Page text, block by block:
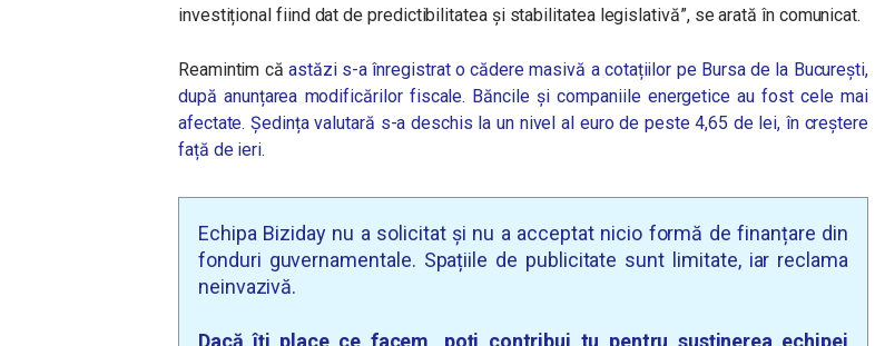
investițional fiind dat de predictibilitatea și stabilitatea legislativă”, se arată în comunicat.
Reamintim căastăzi s-a înregistrat o cădere masivă a cotațiilor pe Bursa de la București,
după anunțarea modificărilor fiscale. Băncile și companiile energetice au fost cele mai
afectate. Ședința valutară s-a deschis la un nivel al euro de peste 4,65 de lei, în creștere
față de ieri.
Echipa Biziday nu a solicitat și nu a acceptat nicio formă de finanțare din
fonduri guvernamentale. Spațiile de publicitate sunt limitate, iar reclama
neinvazivă.
Dacă îți place ce facem, poți contribui tu pentru susținerea echipei